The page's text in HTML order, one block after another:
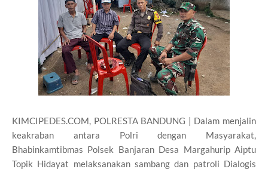
KIMCIPEDES.COM, POLRESTA BANDUNG | Dalam menjalin
keakraban antara Polri dengan Masyarakat,
Bhabinkamtibmas Polsek Banjaran Desa Margahurip Aiptu
Topik Hidayat melaksanakan sambang dan patroli Dialogis